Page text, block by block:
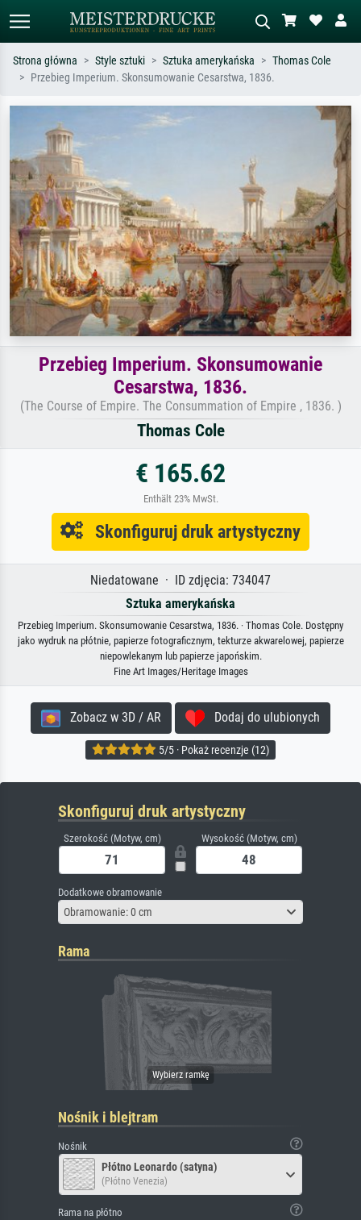
Szukaj wg artysty, tytułu lub stylu – np.
Monet, Gwiaździsta noc,
impresjonizm, fala Hokusaia, akt.
Opisz scenę – np. zielona łąka,
abstrakcja z czerwienią, ciemny olej,
Strona główna Style sztuki Sztuka amerykańska
Thomas Cole
Przebieg Imperium. Skonsumowanie Cesarstwa, 1836.
Przebieg Imperium. Skonsumowanie
Cesarstwa, 1836.
(The Course of Empire. The Consummation of Empire , 1836. )
Thomas Cole
€ 165.62
Enthält 23% MwSt.
Skonfiguruj druk artystyczny
Niedatowane · ID zdjęcia: 734047
Sztuka amerykańska
Przebieg Imperium. Skonsumowanie Cesarstwa, 1836. · Thomas Cole. Dostępny
jako wydruk na płótnie, papierze fotograficznym, tekturze akwarelowej, papierze
niepowlekanym lub papierze japońskim.
Fine Art Images/Heritage Images
Zobacz w 3D / AR Dodaj do ulubionych
5/5 · Pokaż recenzje (12)
Skonfiguruj druk artystyczny
Szerokość (Motyw, cm) Wysokość (Motyw, cm)
Dodatkowe obramowanie
Obramowanie: 0 cm
Rama
Nośnik i blejtram
Nośnik
Płótno Leonardo (satyna)
(Płótno Venezia)
Rama na płótno